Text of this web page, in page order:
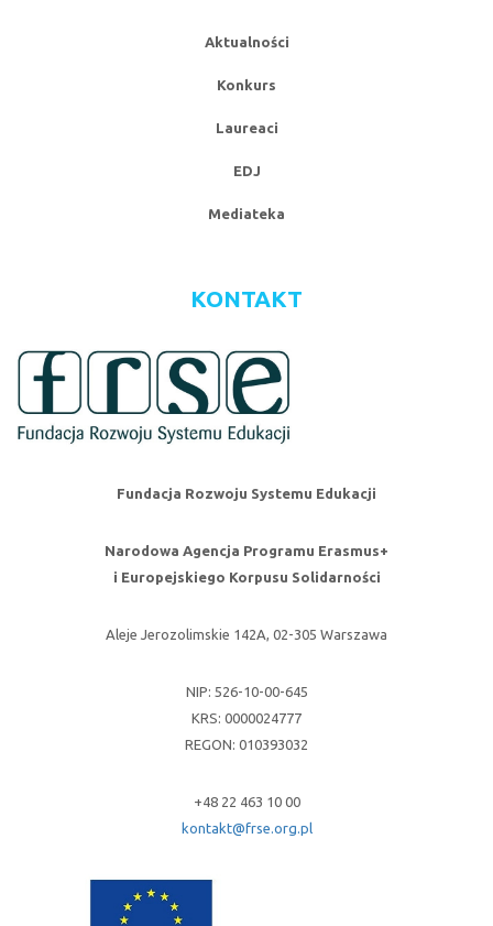
Aktualności
Konkurs
Laureaci
EDJ
Mediateka
KONTAKT
Fundacja Rozwoju Systemu Edukacji
Narodowa Agencja Programu Erasmus+
i Europejskiego Korpusu Solidarności
Aleje Jerozolimskie 142A, 02-305 Warszawa
NIP: 526-10-00-645
KRS: 0000024777
REGON: 010393032
+48 22 463 10 00
kontakt@frse.org.pl